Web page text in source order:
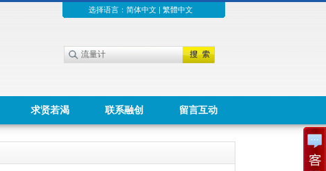
选择语言： 简体中文| 繁體中文
求贤若渴 联系融创 留言互动